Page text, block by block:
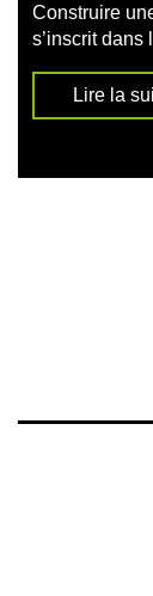
Construire
s’inscrit dans
Lire la